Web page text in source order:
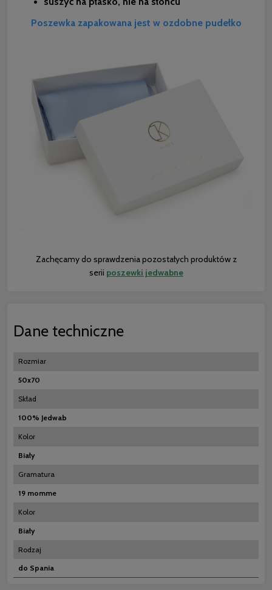
Poszewka zapakowana jest w ozdobne pudełko
Zachęcamy do sprawdzenia pozostałych produktów z
serii poszewki jedwabne
Dane techniczne
Rozmiar
50x70
Skład
100% Jedwab
Kolor
Biały
Gramatura
19 momme
Kolor
Biały
Rodzaj
do Spania